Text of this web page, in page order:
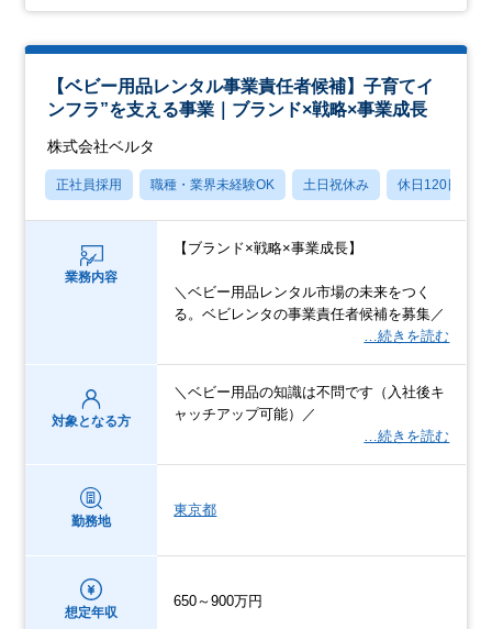
【ベビー用品レンタル事業責任者候補】子育てイ
ンフラ”を支える事業｜ブランド×戦略×事業成長
株式会社ベルタ
正社員採用 職種・業界未経験OK 土日祝休み 休日120日以上
業務内容
【ブランド×戦略×事業成長】
＼ベビー用品レンタル市場の未来をつく
る。ベビレンタの事業責任者候補を募集／
…続きを読む
対象となる方
＼ベビー用品の知識は不問です（入社後キ
ャッチアップ可能）／
…続きを読む
勤務地
東京都
想定年収
650～900万円